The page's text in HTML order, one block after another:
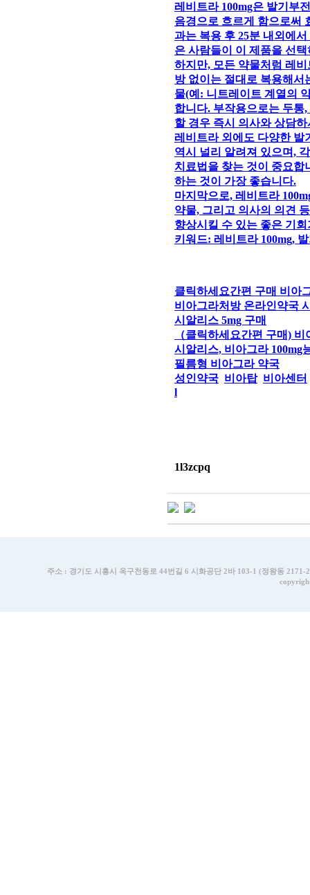
레비트라 100mg은 발기부
음경으로 흐르게 함으로써
과는 복용 후 25분 내외에
은 사람들이 이 제품을 선
하지만, 모든 약물처럼 레
방 없이는 절대로 복용해서
물(예: 니트레이트 계열의
합니다. 부작용으로는 두통
할 경우 즉시 의사와 상담
레비트라 외에도 다양한 발
역시 널리 알려져 있으며,
치료법을 찾는 것이 중요합
하는 것이 가장 좋습니다.
마지막으로, 레비트라
약물, 그리고 의사의 의견
향상시킬 수 있는 좋은 기
키워드: 레비트라 100mg,
클릭하세요간편 구매 비아
비아그라처방 온라인약국
시알리스 5mg 구매
（클릭하세요간편 구매)
시알리스, 비아그라 100mg
필름형 비아그라 약국
성인약국 비아탑 비아센터
l
1l3zcpq
주소 : 경기도 시흥시 옥구천동로 44번길 6 시화공단 2바 103-1 (정왕동